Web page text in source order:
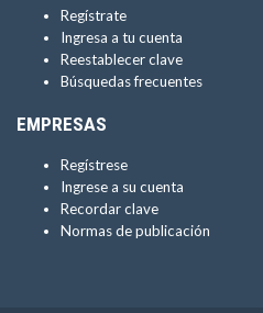
Regístrate
Ingresa a tu cuenta
Reestablecer clave
Búsquedas frecuentes
EMPRESAS
Regístrese
Ingrese a su cuenta
Recordar clave
Normas de publicación